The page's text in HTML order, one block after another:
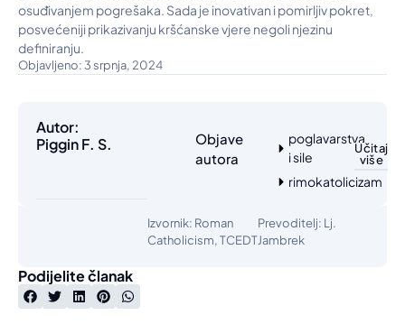
osuđivanjem pogrešaka. Sada je inovativan i pomirljiv pokret,
posvećeniji prikazivanju kršćanske vjere negoli njezinu
definiranju.
Objavljeno: 3 srpnja, 2024
Autor:
Piggin F. S.
Objave
autora
poglavarstva
i sile
rimokatolicizam
Učitaj
više
Izvornik: Roman
Catholicism, TCEDT
Prevoditelj: Lj.
Jambrek
Podijelite članak